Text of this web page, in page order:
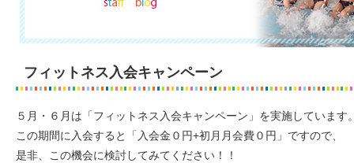
フィットネス入会キャンペーン
５月・６月は「フィットネス入会キャンペーン」を実施しています
この期間に入会すると「入会金０円+初月月会費０円」ですので、
是非、この機会に検討してみてください！！